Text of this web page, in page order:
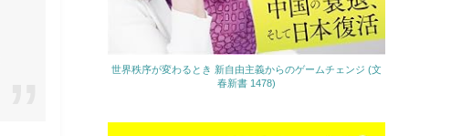
世界秩序が変わるとき 新自由主義からのゲームチェンジ (文
春新書 1478)